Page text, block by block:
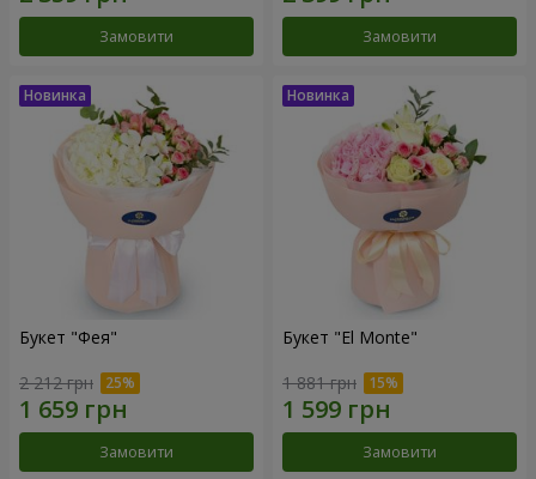
Замовити Замовити
Букет "Фея"
2 212 грн
Замовити
Букет "El Monte"
1 881 грн
Замовити